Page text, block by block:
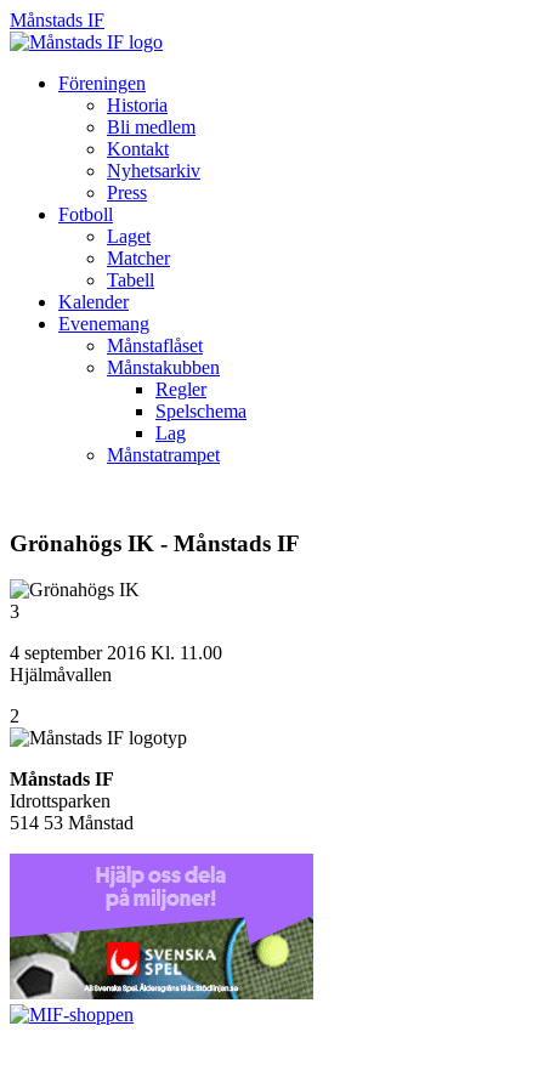
Månstads IF
Månstads
HoppaFöreningen
Historia
Bli medlem
Kontakt
Nyhetsarkiv
Press
Fotboll
Laget
Matcher
Tabell
Kalender
Evenemang
Månstaflåset
Månstakubben
Regler
Spelschema
Lag
Månstatrampet
Grönahögs IK - Månstads IF
3
4 september 2016 Kl. 11.00
Hjälmåvallen
2
Månstads IF
Idrottsparken
514 53 Månstad